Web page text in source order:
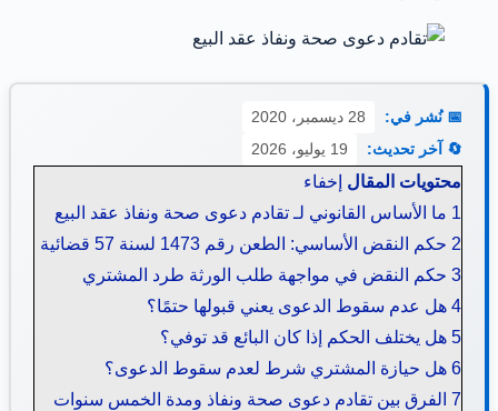
📅 نُشر في:
28 ديسمبر، 2020
🔄 آخر تحديث:
19 يوليو، 2026
محتويات المقال إخفاء
1 ما الأساس القانوني لـ تقادم دعوى صحة ونفاذ عقد البيع
2 حكم النقض الأساسي: الطعن رقم 1473 لسنة 57 قضائية
3 حكم النقض في مواجهة طلب الورثة طرد المشتري
4 هل عدم سقوط الدعوى يعني قبولها حتمًا؟
5 هل يختلف الحكم إذا كان البائع قد توفي؟
6 هل حيازة المشتري شرط لعدم سقوط الدعوى؟
7 الفرق بين تقادم دعوى صحة ونفاذ ومدة الخمس سنوات